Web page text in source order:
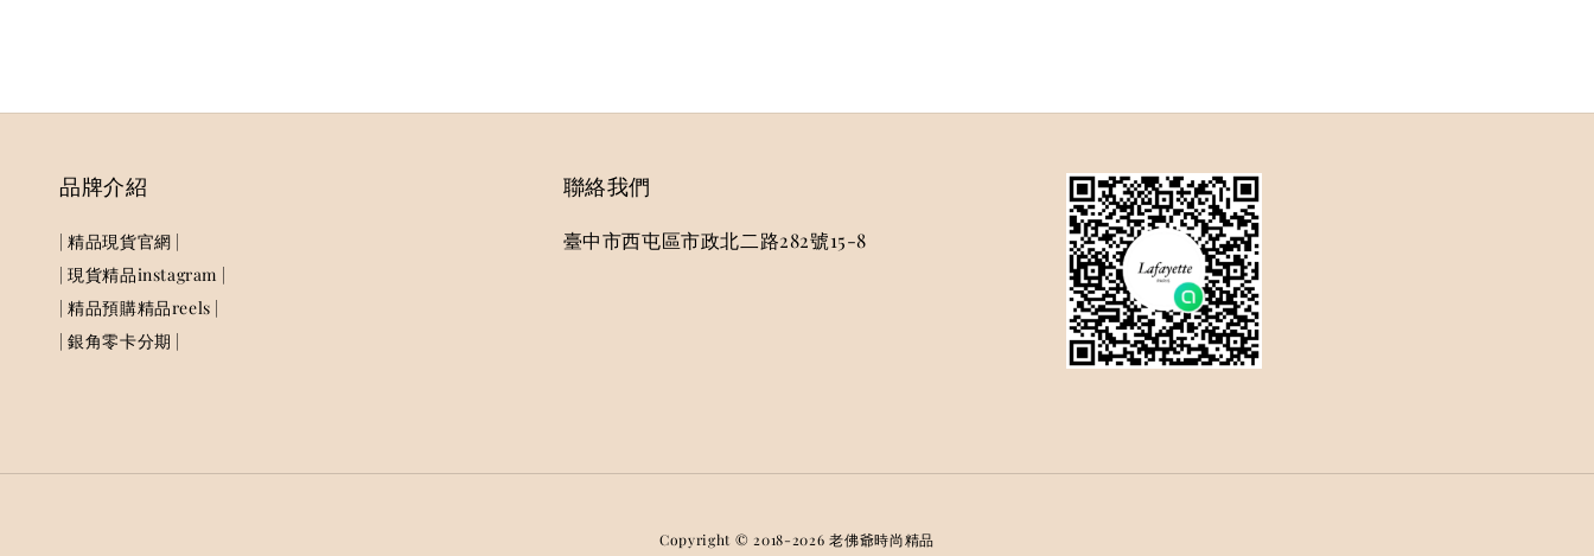
品牌介紹
| 精品現貨官網 |
| 現貨精品instagram |
| 精品預購精品reels |
| 銀角零卡分期 |
聯絡我們
臺中市西屯區市政北二路282號15-8
Copyright © 2018-2026 老佛爺時尚精品